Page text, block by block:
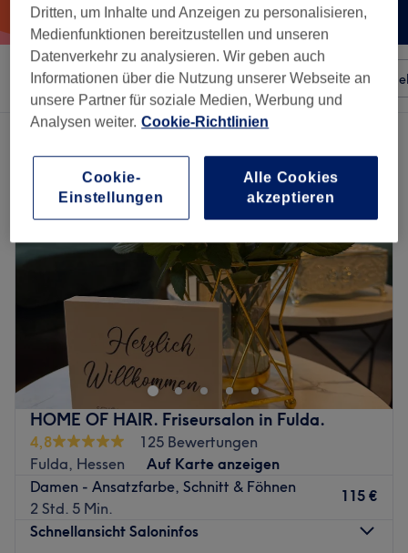
Sortieren nach Besonderheiten Salons
Ein Salon, der anbietet:
HOME OF HAIR. Friseursalon in Fulda.
4,8
125 Bewertungen
Fulda, Hessen
Auf Karte anzeigen
Damen - Ansatzfarbe, Schnitt & Föhnen
2 Std. 5 Min.
115 €
Schnellansicht Saloninfos
Dritten, um Inhalte und Anzeigen zu personalisieren,
Medienfunktionen bereitzustellen und unseren
Datenverkehr zu analysieren. Wir geben auch
Informationen über die Nutzung unserer Webseite an
unsere Partner für soziale Medien, Werbung und
Analysen weiter. Cookie-Richtlinien
Cookie-
Einstellungen
Alle Cookies
akzeptieren